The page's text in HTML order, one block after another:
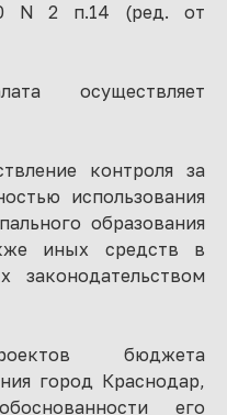
N 2 п.14 (ред. от
осуществляет
контроля за
использования
образования
иных средств в
законодательством
бюджета
город Краснодар,
его